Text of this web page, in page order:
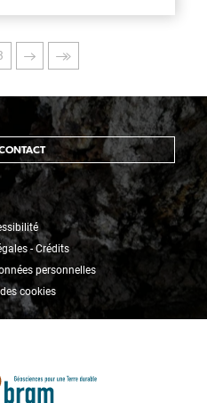
Page
suivante
Dernière
page
- Crédits
personnelles
cookies